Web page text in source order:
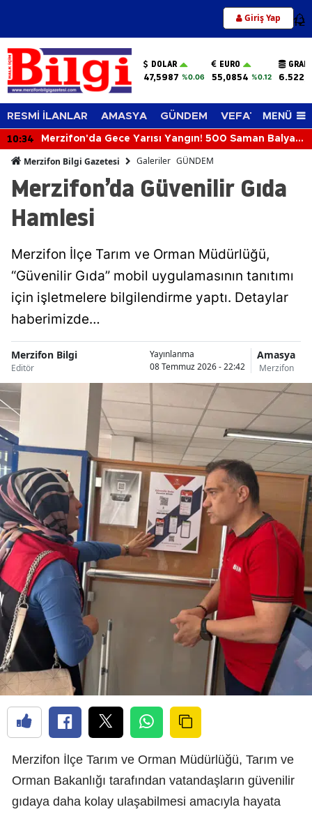
Giriş Yap 12
DOLAR
47,5987 %0.06
EURO
55,0854 %0.12
RESMİ İLANLAR AMASYA GÜNDEM VEFAT EDENLER
MENÜ
10:34
Merzifon'da Gece Yarısı Yangın! 500 Saman Balyası
Merzifon Bilgi Gazetesi Galeriler GÜNDEM
Merzifon’da Güvenilir Gıda
Hamlesi
Merzifon İlçe Tarım ve Orman Müdürlüğü,
“Güvenilir Gıda” mobil uygulamasının tanıtımı
için işletmelere bilgilendirme yaptı. Detaylar
haberimizde…
Merzifon Bilgi
Editör
Yayınlanma
08 Temmuz 2026 - 22:42
Amasya
Merzifon
Merzifon İlçe Tarım ve Orman Müdürlüğü, Tarım ve
Orman Bakanlığı tarafından vatandaşların güvenilir
gıdaya daha kolay ulaşabilmesi amacıyla hayata